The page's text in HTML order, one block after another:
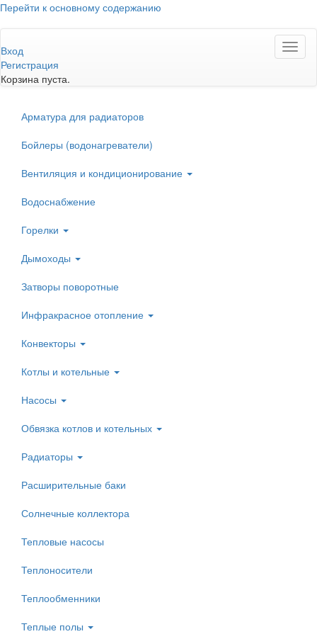
Перейти к основному содержанию
Вход
Регистрация
Корзина пуста.
Арматура для радиаторов
Бойлеры (водонагреватели)
Вентиляция и кондиционирование
Водоснабжение
Горелки
Дымоходы
Затворы поворотные
Инфракрасное отопление
Конвекторы
Котлы и котельные
Насосы
Обвязка котлов и котельных
Радиаторы
Расширительные баки
Солнечные коллектора
Тепловые насосы
Теплоносители
Теплообменники
Теплые полы